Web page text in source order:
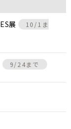
展
10/1ま
9/24まで